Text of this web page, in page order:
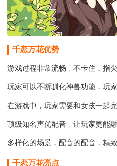
千恋万花优势
游戏过程非常流畅，不卡住，指
玩家可以不断驯化神兽功能，玩
在游戏中，玩家需要和女孩一起
顶级知名声优配音，让玩家更能
多样化的场景，配音的配音，精
千恋万花亮点